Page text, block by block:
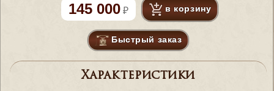
145 000 в корзину
Быстрый заказ
Характеристики